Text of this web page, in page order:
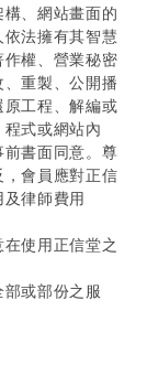
、網站畫面的
法擁有其智慧
權、營業秘密
重製、公開播
工程、解編或
式或網站內
書面同意。尊
會員應對正信
律師費用
使用正信堂之
或部份之服